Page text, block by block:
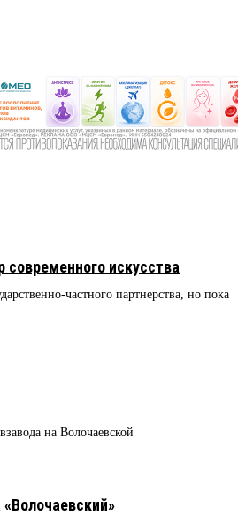
искусства
частного партнерства, но пока
на Волочаевской